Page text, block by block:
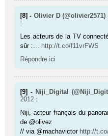
[8] - Olivier D (@olivier2571)
:
Les acteurs de la TV
sûr :… http://t.co/f11vrFWS
Répondre ici
[9] - Niji_Digital
2012 :
Niji, acteur français du
de @olivez
// via @machavictor http://